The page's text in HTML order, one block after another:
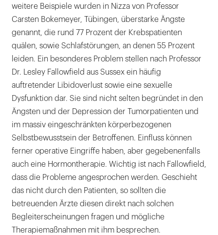
weitere Beispiele wurden in Nizza von Professor
Carsten Bokemeyer, Tübingen, überstarke Ängste
genannt, die rund 77 Prozent der Krebspatienten
quälen, sowie Schlafstörungen, an denen 55 Prozent
leiden. Ein besonderes Problem stellen nach Professor
Dr. Lesley Fallowfield aus Sussex ein häufig
auftretender Libidoverlust sowie eine sexuelle
Dysfunktion dar. Sie sind nicht selten begründet in den
Ängsten und der Depression der Tumorpatienten und
im massiv eingeschränkten körperbezogenen
Selbstbewusstsein der Betroffenen. Einfluss können
ferner operative Eingriffe haben, aber gegebenenfalls
auch eine Hormontherapie. Wichtig ist nach Fallowfield,
dass die Probleme angesprochen werden. Geschieht
das nicht durch den Patienten, so sollten die
betreuenden Ärzte diesen direkt nach solchen
Begleiterscheinungen fragen und mögliche
Therapiemaßnahmen mit ihm besprechen.